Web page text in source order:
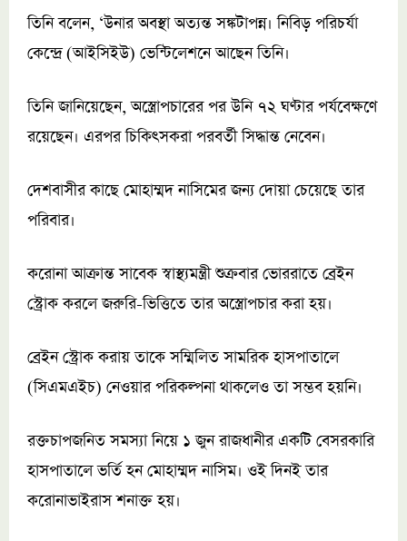
তিনি বলেন, ‘উনার অবস্থা অত্যন্ত সঙ্কটাপন্ন। নিবিড় পরিচর্যা
কেন্দ্রে (আইসিইউ) ভেন্টিলেশনে আছেন তিনি।
তিনি জানিয়েছেন, অস্ত্রোপচারের পর উনি ৭২ ঘণ্টার পর্যবেক্ষণে
রয়েছেন। এরপর চিকিৎসকরা পরবর্তী সিদ্ধান্ত নেবেন।
দেশবাসীর কাছে মোহাম্মদ নাসিমের জন্য দোয়া চেয়েছে তার
পরিবার।
করোনা আক্রান্ত সাবেক স্বাস্থ্যমন্ত্রী শুক্রবার ভোররাতে ব্রেইন
স্ট্রোক করলে জরুরি-ভিত্তিতে তার অস্ত্রোপচার করা হয়।
ব্রেইন স্ট্রোক করায় তাকে সম্মিলিত সামরিক হাসপাতালে
(সিএমএইচ) নেওয়ার পরিকল্পনা থাকলেও তা সম্ভব হয়নি।
রক্তচাপজনিত সমস্যা নিয়ে ১ জুন রাজধানীর একটি বেসরকারি
হাসপাতালে ভর্তি হন মোহাম্মদ নাসিম। ওই দিনই তার
করোনাভাইরাস শনাক্ত হয়।